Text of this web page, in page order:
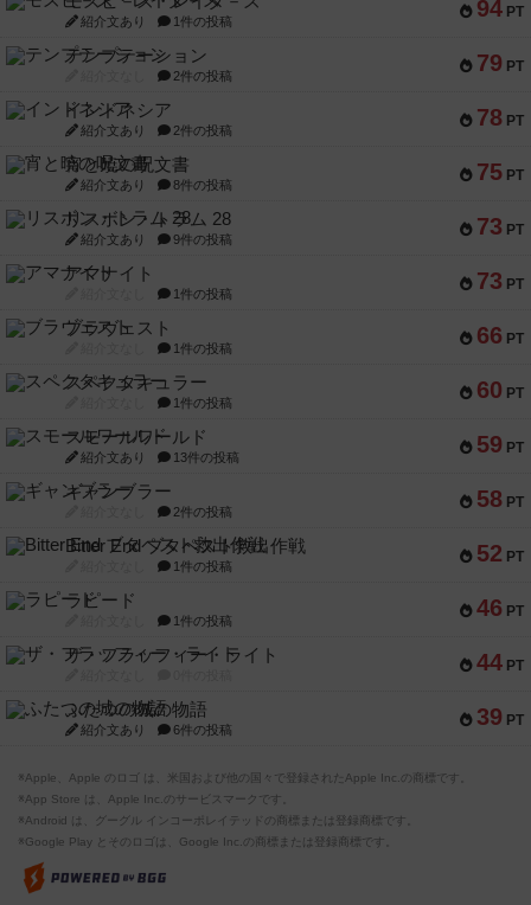
94 PT
紹介文あり 1件の投稿
79 PT
テンプテーション
2件の投稿
78 PT
インドネシア
紹介文あり 2件の投稿
75 PT
宵と暁の呪文書
紹介文あり 8件の投稿
73 PT
リスボン・トラム 28
紹介文あり 9件の投稿
73 PT
アマナイト
1件の投稿
66 PT
ブラヴェスト
1件の投稿
60 PT
スペクタキュラー
1件の投稿
59 PT
スモールワールド
紹介文あり 13件の投稿
58 PT
ギャンブラー
2件の投稿
52 PT
Bitter End ブタペスト救出作戦
1件の投稿
46 PT
ラピード
1件の投稿
44 PT
ザ・フラッフィー・ライト
39 PT
ふたつの城の物語
紹介文あり 6件の投稿
※Apple、Apple のロゴ は、米国および他の国々で登録されたApple Inc.の商標です。
※App Store は、Apple Inc.のサービスマークです。
※Android は、グーグル インコーポレイテッドの商標または登録商標です。
※Google Play とそのロゴは、Google Inc.の商標または登録商標です。